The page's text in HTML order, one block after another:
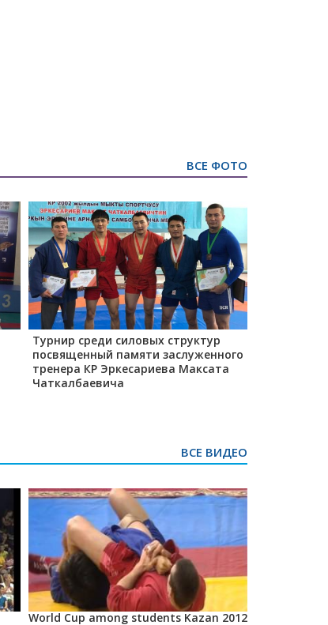
ВСЕ ФОТО
Турнир среди силовых структур
посвященный памяти заслуженного
тренера КР Эркесариева Максата
Чаткалбаевича
ВСЕ ВИДЕО
World Cup among students Kazan 2012